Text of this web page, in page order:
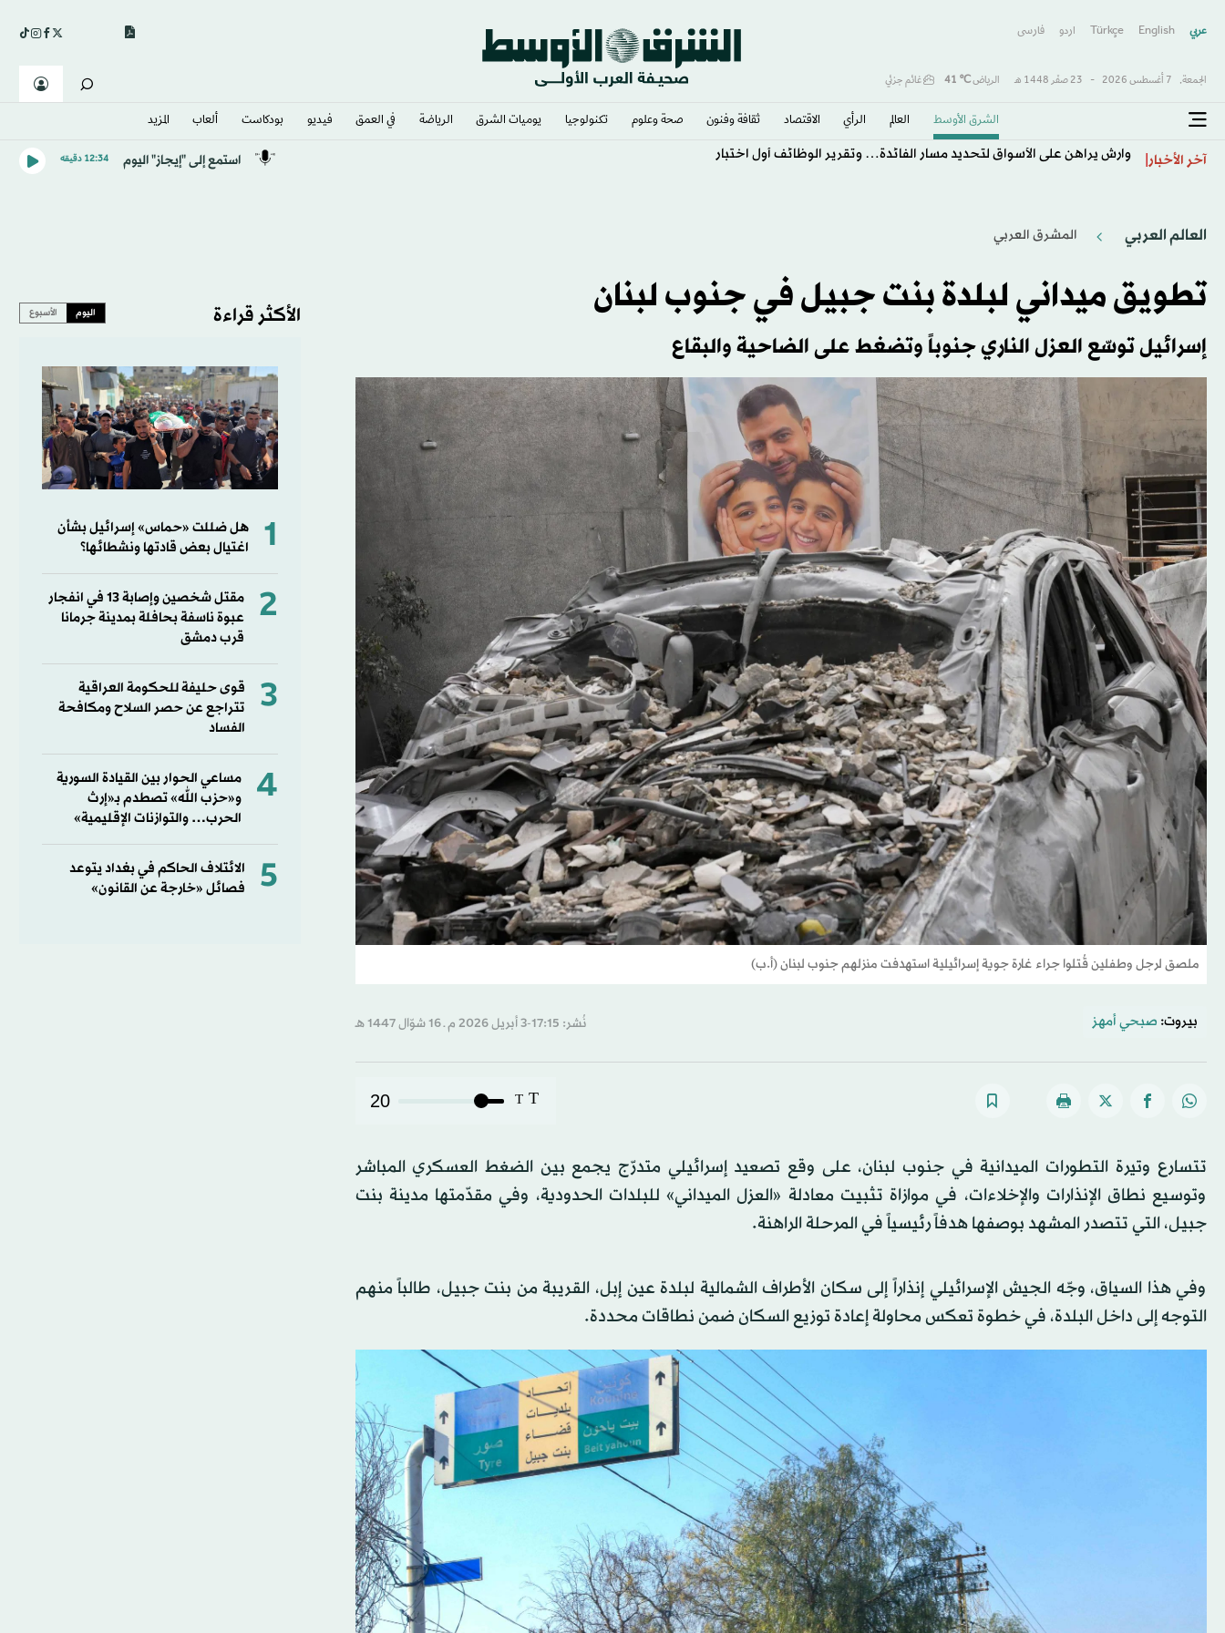
عربي English
Türkçe اردو فارسى
الجمعة, 7 أغسطس 2026 - 23 صفَر 1448 هـ الرياض℃
41 غائم جزئي
الشرق الأوسط​ العالم الرأي الاقتصاد ثقافة وفنون صحة وعلوم تكنولوجيا يوميات الشرق​ الرياضة في العمق فيديو بودكاست ألعاب المزيد
آخر الأخبار وارش يراهن على الأسواق لتحديد مسار الفائدة… وتقرير الوظائف أول اختبار استمع إلى "إيجاز" اليوم 12:34 دقيقه
العالم العربي المشرق العربي
تطويق ميداني لبلدة بنت جبيل في جنوب لبنان
إسرائيل توسّع العزل الناري جنوباً وتضغط على الضاحية والبقاع
ملصق لرجل وطفلين قُتلوا جراء غارة جوية إسرائيلية استهدفت منزلهم جنوب لبنان (أ.ب)
بيروت: صبحي أمهز نُشر: 17:15-3 أبريل 2026 م ـ 16 شوّال 1447 هـ
T
T
20
تتسارع وتيرة التطورات الميدانية في جنوب لبنان، على وقع تصعيد إسرائيلي متدرّج يجمع بين الضغط العسكري المباشر
وتوسيع نطاق الإنذارات والإخلاءات، في موازاة تثبيت معادلة «العزل الميداني» للبلدات الحدودية، وفي مقدّمتها مدينة بنت
جبيل، التي تتصدر المشهد بوصفها هدفاً رئيسياً في المرحلة الراهنة.
وفي هذا السياق، وجّه الجيش الإسرائيلي إنذاراً إلى سكان الأطراف الشمالية لبلدة عين إبل، القريبة من بنت جبيل، طالباً منهم
التوجه إلى داخل البلدة، في خطوة تعكس محاولة إعادة توزيع السكان ضمن نطاقات محددة.
الأكثر قراءة اليوم الأسبوع
1
هل ضللت «حماس» إسرائيل بشأن
اغتيال بعض قادتها ونشطائها؟
2
مقتل شخصين وإصابة 13 في انفجار
عبوة ناسفة بحافلة بمدينة جرمانا
قرب دمشق
3
قوى حليفة للحكومة العراقية
تتراجع عن حصر السلاح ومكافحة
الفساد
4
مساعي الحوار بين القيادة السورية
و«حزب الله» تصطدم بـ«إرث
الحرب… والتوازنات الإقليمية»
5
الائتلاف الحاكم في بغداد يتوعد
فصائل «خارجة عن القانون»